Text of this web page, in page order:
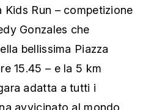
Run – competizione
Gonzales che
bellissima Piazza
15.45 – e la 5 km
adatta a tutti i